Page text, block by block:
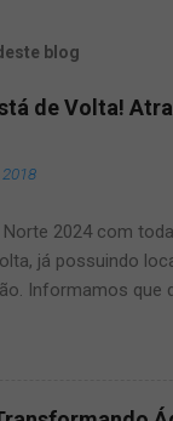
blog
de Volta!
Norte 2024 com
já possuindo
Informamos que
artigo que aqui
por isso fique